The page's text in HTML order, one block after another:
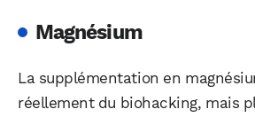
Magnésium
La supplémentation en
réellement du biohacking, mais